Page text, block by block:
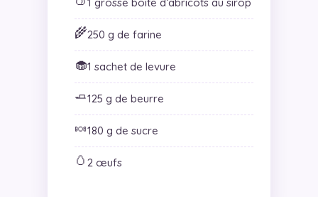
🌾250 g de farine
🧁1 sachet de levure
🧈125 g de beurre
🍬180 g de sucre
🥚 2 œufs